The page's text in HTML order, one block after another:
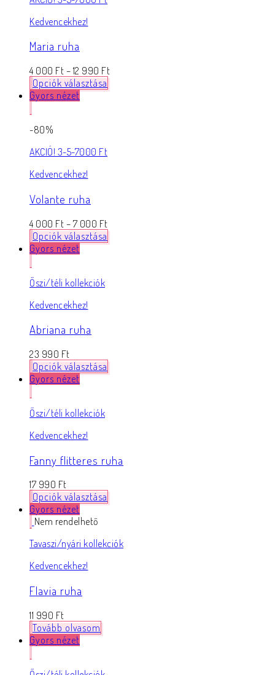
Kedvencekhez!
Maria ruha
4 000 Ft – 12 990 Ft
Opciók választása
Gyors nézet
-80%
AKCIÓ! 3-5-7000 Ft
Kedvencekhez!
Volante ruha
4 000 Ft – 7 000 Ft
Opciók választása
Gyors nézet
Őszi/téli kollekciók
Kedvencekhez!
Abriana ruha
23 990 Ft
Opciók választása
Gyors nézet
Őszi/téli kollekciók
Kedvencekhez!
Fanny flitteres ruha
17 990 Ft
Opciók választása
Gyors nézet
Nem rendelhető
Tavaszi/nyári kollekciók
Kedvencekhez!
Flavia ruha
11 990 Ft
Tovább olvasom
Gyors nézet